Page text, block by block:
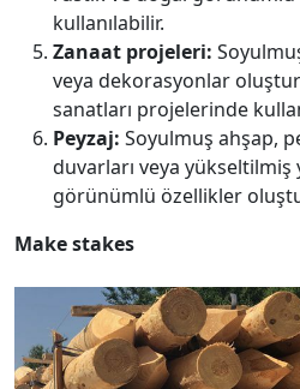
kullanılabilir.
Zanaat projeleri:
veya dekorasyonlar
sanatları projelerinde
Peyzaj: Soyulmuş ahşap,
duvarları veya
görünümlü özellikler
Make stakes